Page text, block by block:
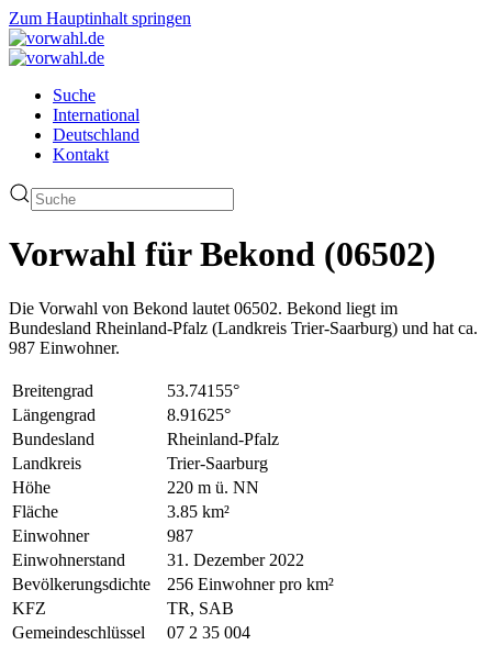
Zum Hauptinhalt springen
Suche
International
Deutschland
Kontakt
Vorwahl für Bekond (06502)
Die Vorwahl von Bekond lautet 06502. Bekond liegt im
Bundesland Rheinland-Pfalz (Landkreis Trier-Saarburg) und hat ca.
987 Einwohner.
Breitengrad
53.74155°
Längengrad
8.91625°
Bundesland
Rheinland-Pfalz
Landkreis
Trier-Saarburg
Höhe
220 m ü. NN
Fläche
3.85 km²
Einwohner
987
Einwohnerstand
31. Dezember 2022
Bevölkerungsdichte
256 Einwohner pro km²
KFZ
TR, SAB
Gemeindeschlüssel
07 2 35 004